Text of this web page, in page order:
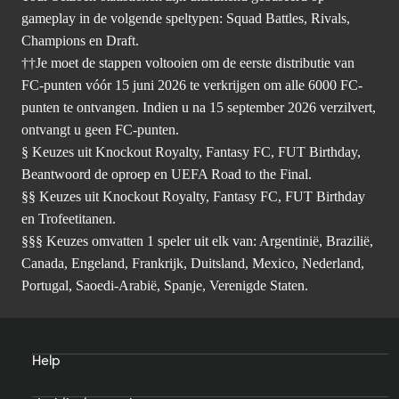
gameplay in de volgende speltypen: Squad Battles, Rivals,
Champions en Draft.
††Je moet de stappen voltooien om de eerste distributie van
FC-punten vóór 15 juni 2026 te verkrijgen om alle 6000 FC-
punten te ontvangen. Indien u na 15 september 2026 verzilvert,
ontvangt u geen FC-punten.
§ Keuzes uit Knockout Royalty, Fantasy FC, FUT Birthday,
Beantwoord de oproep en UEFA Road to the Final.
§§ Keuzes uit Knockout Royalty, Fantasy FC, FUT Birthday
en Trofeetitanen.
§§§ Keuzes omvatten 1 speler uit elk van: Argentinië, Brazilië,
Canada, Engeland, Frankrijk, Duitsland, Mexico, Nederland,
Portugal, Saoedi-Arabië, Spanje, Verenigde Staten.
Help